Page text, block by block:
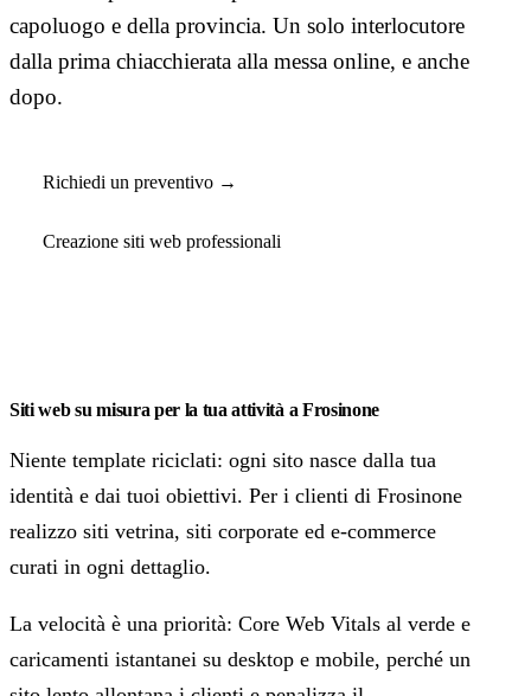
capoluogo e della provincia. Un solo interlocutore
dalla prima chiacchierata alla messa online, e anche
dopo.
Richiedi un preventivo →
Creazione siti web professionali
Siti web su misura per la tua attività a Frosinone
Niente template riciclati: ogni sito nasce dalla tua
identità e dai tuoi obiettivi. Per i clienti di Frosinone
realizzo siti vetrina, siti corporate ed e-commerce
curati in ogni dettaglio.
La velocità è una priorità: Core Web Vitals al verde e
caricamenti istantanei su desktop e mobile, perché un